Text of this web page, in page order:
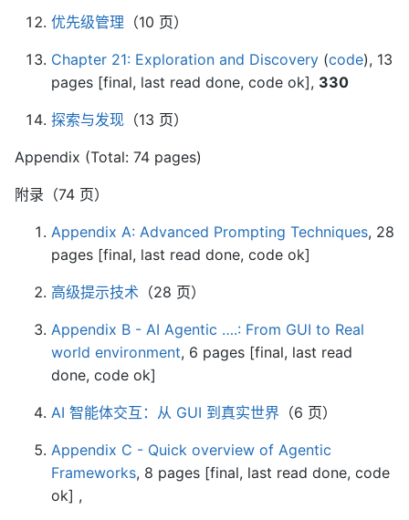
优先级管理 （10 页）
Chapter 21: Exploration and Discovery (code), 13
pages [final, last read done, code ok], 330
探索与发现 （13 页）
Appendix (Total: 74 pages)
附录（74 页）
Appendix A: Advanced Prompting Techniques, 28
pages [final, last read done, code ok]
高级提示技术 （28 页）
Appendix B - AI Agentic ….: From GUI to Real
world environment, 6 pages [final, last read
done, code ok]
AI 智能体交互：从 GUI 到真实世界 （6 页）
Appendix C - Quick overview of Agentic
Frameworks, 8 pages [final, last read done, code
ok] ,